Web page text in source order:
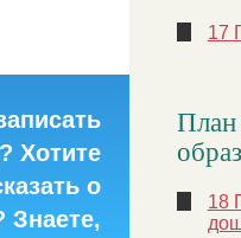
Хотите
о
Знаете,
17
План
18